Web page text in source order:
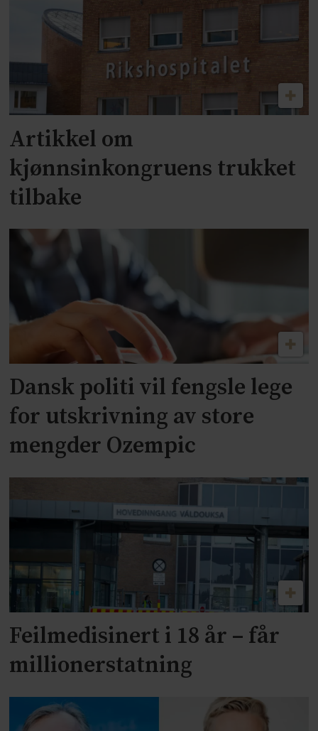
Artikkel om
kjønnsinkongruens trukket
tilbake
Dansk politi vil fengsle lege
for utskrivning av store
mengder Ozempic
Feilmedisinert i 18 år – får
millionerstatning